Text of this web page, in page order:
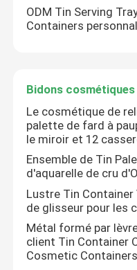
Tin Box rectangulaire
Tin Can fait sur
ODM Tin Serving
Containers
Bidons cosmétiques
Le cosmétique de
palette de fard à
le miroir et 12
Ensemble de Tin
d'aquarelle de cru
Lustre Tin Container
de glisseur pour les
Métal formé par
client Tin Container
Cosmetic Containers